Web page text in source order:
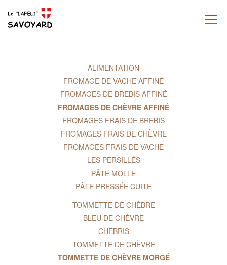
ALIMENTATION
FROMAGE DE VACHE AFFINÉ
FROMAGES DE BREBIS AFFINÉ
FROMAGES DE CHÈVRE AFFINÉ
FROMAGES FRAIS DE BREBIS
FROMAGES FRAIS DE CHÈVRE
FROMAGES FRAIS DE VACHE
LES PERSILLÉS
PÂTE MOLLE
PÂTE PRESSÉE CUITE
TOMMETTE DE CHÈBRE
BLEU DE CHÈVRE
CHEBRIS
TOMMETTE DE CHÈVRE
TOMMETTE DE CHÈVRE MORGÉ